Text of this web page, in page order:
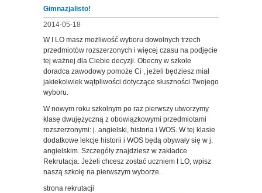
Gimnazjalisto!
2014-05-18
W I LO masz możliwość wyboru dowolnych trzech
przedmiotów rozszerzonych i więcej czasu na podjęcie
tej ważnej dla Ciebie decyzji. Obecny w szkole
doradca zawodowy pomoże Ci , jeżeli będziesz miał
jakiekolwiek wątpliwości dotyczące słuszności Twojego
wyboru.
W nowym roku szkolnym po raz pierwszy utworzymy
klasę dwujęzyczną z obowiązkowymi przedmiotami
rozszerzonymi: j. angielski, historia i WOS. W tej klasie
dodatkowe lekcje historii i WOS będą obywały się w j.
angielskim. Szczegóły znajdziesz w zakładce
Rekrutacja. Jeżeli chcesz zostać uczniem I LO, wpisz
naszą szkołę na pierwszym wyborze.
strona rekrutacji